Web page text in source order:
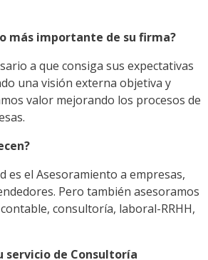
más importante de su firma?
a que consiga sus expectativas
una visión externa objetiva y
valor mejorando los procesos de
es el Asesoramiento a empresas,
Pero también asesoramos
consultoría, laboral-RRHH,
servicio de Consultoría